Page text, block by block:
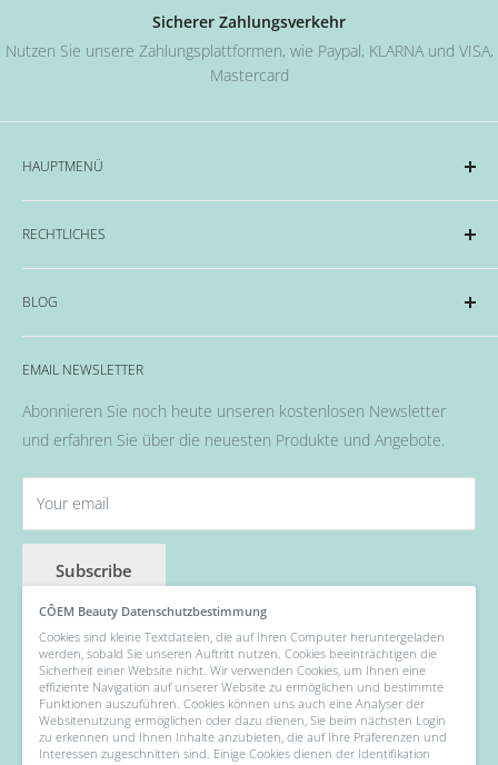
Sicherer Zahlungsverkehr
Nutzen Sie unsere Zahlungsplattformen, wie Paypal, KLARNA und VISA,
Mastercard
HAUPTMENÜ
Acryl und Dipping-System
Hard Gel Serien
CND™
OPI
EMME Farben
Flüssigkeiten & Versiegelung
Pinsel
Nail Art
Wellness Pflege, Hand & Body Lotions
Zubehör & Hilfsmittel
Angebot der Woche
RECHTLICHES
Impressum
Datenschutzerklärung
Widerrufsrecht & Widerrufsformular
Allgemeine Geschäftsbedingungen
BLOG
Alles rund um das Thema Nägel, Nail Art und Co.
EMAIL NEWSLETTER
Abonnieren Sie noch heute unseren kostenlosen Newsletter
und erfahren Sie über die neuesten Produkte und Angebote.
Your email
Subscribe
Follow Us
CÔEM Beauty Datenschutzbestimmung
Cookies sind kleine Textdateien, die auf Ihren Computer heruntergeladen
werden, sobald Sie unseren Auftritt nutzen. Cookies beeinträchtigen die
Sicherheit einer Website nicht. Wir verwenden Cookies, um Ihnen eine
effiziente Navigation auf unserer Website zu ermöglichen und bestimmte
Funktionen auszuführen. Cookies können uns auch eine Analyser der
Websitenutzung ermöglichen oder dazu dienen, Sie beim nächsten Login
zu erkennen und Ihnen Inhalte anzubieten, die auf Ihre Präferenzen und
Interessen zugeschnitten sind. Einige Cookies dienen der Identifikation